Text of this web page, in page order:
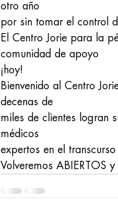
otro año
por sin tomar el control
El Centro Jorie para la
comunidad de apoyo
¡hoy!
Bienvenido al Centro
decenas de
miles de clientes logran
médicos
expertos en el
Volveremos ABIERTOS